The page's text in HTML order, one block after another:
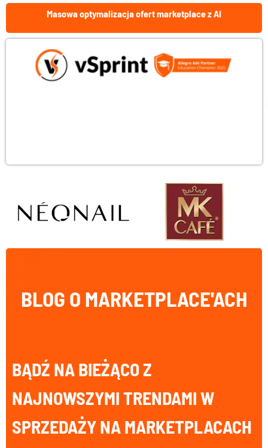
Przejdź
treści
Masowa optymalizacja ofert marketplace z AI
BLOG O MARKETPLACE'ACH
BĄDŹ NA BIEŻĄCO Z
NAJNOWSZYMI TRENDAMI W
SPRZEDAŻY NA MARKETPLACACH